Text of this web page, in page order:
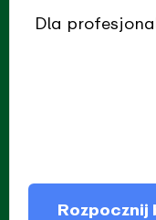
Dla
Rozpocznij